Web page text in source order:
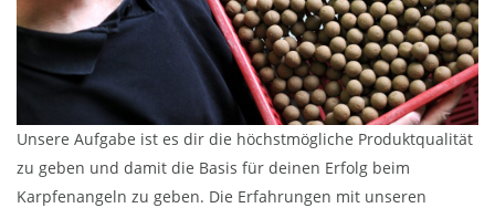
Unsere Aufgabe ist es dir die höchstmögliche Produktqualität
zu geben und damit die Basis für deinen Erfolg beim
Karpfenangeln zu geben. Die Erfahrungen mit unseren